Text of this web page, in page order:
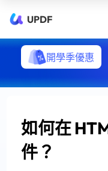
UPDF
開學季優惠
如何在
件？